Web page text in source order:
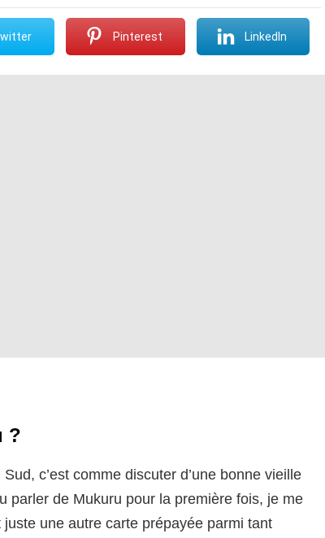
Pinterest LinkedIn
?
c’est comme discuter d’une bonne vieille
parler de Mukuru pour la première fois, je me
une autre carte prépayée parmi tant